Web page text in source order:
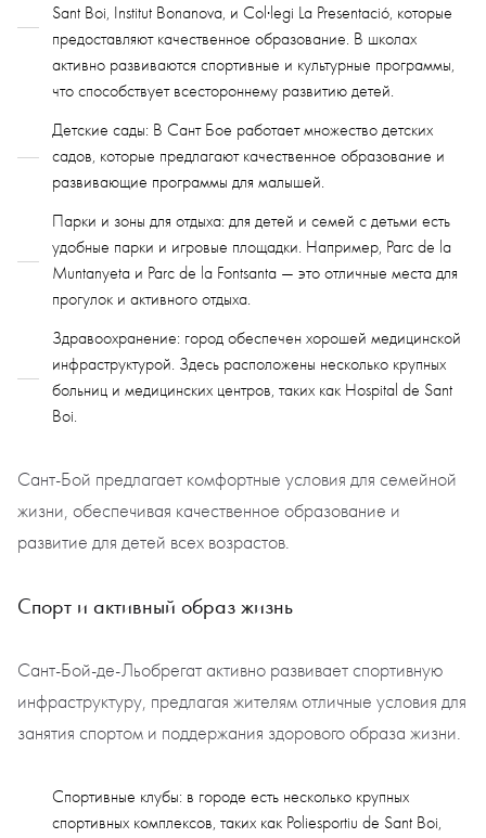
Sant Boi, Institut Bonanova, и Col·legi La Presentació, которые
предоставляют качественное образование. В школах
активно развиваются спортивные и культурные программы,
что способствует всестороннему развитию детей.
Детские сады: В Сант Бое работает множество детских
садов, которые предлагают качественное образование и
развивающие программы для малышей.
Парки и зоны для отдыха: для детей и семей с детьми есть
удобные парки и игровые площадки. Например, Parc de la
Muntanyeta и Parc de la Fontsanta — это отличные места для
прогулок и активного отдыха.
Здравоохранение: город обеспечен хорошей медицинской
инфраструктурой. Здесь расположены несколько крупных
больниц и медицинских центров, таких как Hospital de Sant
Boi.
Сант-Бой предлагает комфортные условия для семейной
жизни, обеспечивая качественное образование и
развитие для детей всех возрастов.
Спорт и активный образ жизнь
Сант-Бой-де-Льобрегатактивно развивает спортивную
инфраструктуру, предлагая жителям отличные условия для
занятия спортом и поддержания здорового образа жизни.
Спортивные клубы: в городе есть несколько крупных
спортивных комплексов, таких как Poliesportiu de Sant Boi,